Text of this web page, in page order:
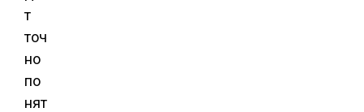
т
точ
но
по
нят